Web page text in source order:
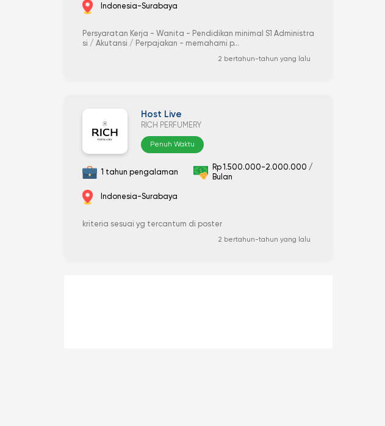
Indonesia-Surabaya
Persyaratan Kerja - Wanita - Pendidikan minimal S1 Administra
si / Akutansi / Perpajakan - memahami p...
2 bertahun-tahun yang lalu
Host Live
RICH PERFUMERY
Penuh Waktu
1 tahun pengalaman
Rp 1.500.000-2.000.000 /
Bulan
Indonesia-Surabaya
kriteria sesuai yg tercantum di poster
2 bertahun-tahun yang lalu